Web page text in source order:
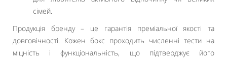
сімей.
Продукція бренду – це гарантія преміальної якості та
довговічності. Кожен бокс проходить численні тести на
міцність і функціональність, що підтверджує його